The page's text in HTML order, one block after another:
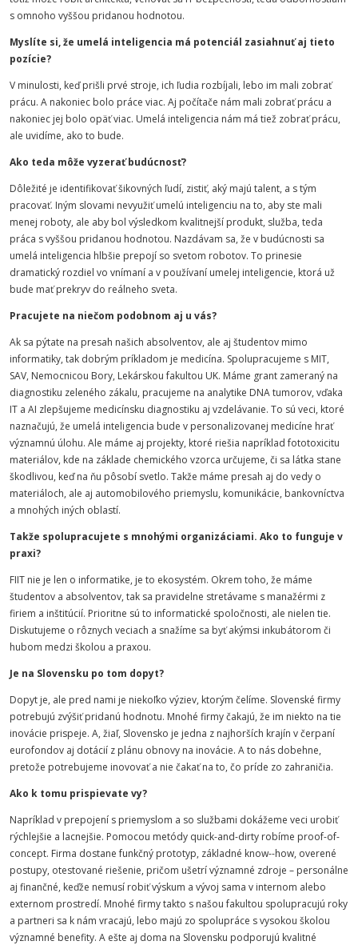
s omnoho vyššou pridanou hodnotou.
Myslíte si, že umelá inteligencia má potenciál zasiahnuť aj tieto
pozície?
V minulosti, keď prišli prvé stroje, ich ľudia rozbíjali, lebo im mali zobrať
prácu. A nakoniec bolo práce viac. Aj počítače nám mali zobrať prácu a
nakoniec jej bolo opäť viac. Umelá inteligencia nám má tiež zobrať prácu,
ale uvidíme, ako to bude.
Ako teda môže vyzerať budúcnosť?
Dôležité je identifikovať šikovných ľudí, zistiť, aký majú talent, a s tým
pracovať. Iným slovami nevyužiť umelú inteligenciu na to, aby ste mali
menej roboty, ale aby bol výsledkom kvalitnejší produkt, služba, teda
práca s vyššou pridanou hodnotou. Nazdávam sa, že v budúcnosti sa
umelá inteligencia hlbšie prepojí so svetom robotov. To prinesie
dramatický rozdiel vo vnímaní a v používaní umelej inteligencie, ktorá už
bude mať prekryv do reálneho sveta.
Pracujete na niečom podobnom aj u vás?
Ak sa pýtate na presah našich absolventov, ale aj študentov mimo
informatiky, tak dobrým príkladom je medicína. Spolupracujeme s MIT,
SAV, Nemocnicou Bory, Lekárskou fakultou UK. Máme grant zameraný na
diagnostiku zeleného zákalu, pracujeme na analytike DNA tumorov, vďaka
IT a AI zlepšujeme medicínsku diagnostiku aj vzdelávanie. To sú veci, ktoré
naznačujú, že umelá inteligencia bude v personalizovanej medicíne hrať
významnú úlohu. Ale máme aj projekty, ktoré riešia napríklad fototoxicitu
materiálov, kde na základe chemického vzorca určujeme, či sa látka stane
škodlivou, keď na ňu pôsobí svetlo. Takže máme presah aj do vedy o
materiáloch, ale aj automobilového priemyslu, komunikácie, bankovníctva
a mnohých iných oblastí.
Takže spolupracujete s mnohými organizáciami. Ako to funguje v
praxi?
FIIT nie je len o informatike, je to ekosystém. Okrem toho, že máme
študentov a absolventov, tak sa pravidelne stretávame s manažérmi z
firiem a inštitúcií. Prioritne sú to informatické spoločnosti, ale nielen tie.
Diskutujeme o rôznych veciach a snažíme sa byť akýmsi inkubátorom či
hubom medzi školou a praxou.
Je na Slovensku po tom dopyt?
Dopyt je, ale pred nami je niekoľko výziev, ktorým čelíme. Slovenské firmy
potrebujú zvýšiť pridanú hodnotu. Mnohé firmy čakajú, že im niekto na tie
inovácie prispeje. A, žiaľ, Slovensko je jedna z najhorších krajín v čerpaní
eurofondov aj dotácií z plánu obnovy na inovácie. A to nás dobehne,
pretože potrebujeme inovovať a nie čakať na to, čo príde zo zahraničia.
Ako k tomu prispievate vy?
Napríklad v prepojení s priemyslom a so službami dokážeme veci urobiť
rýchlejšie a lacnejšie. Pomocou metódy quick-and-dirty robíme proof-of-
concept. Firma dostane funkčný prototyp, základné know--how, overené
postupy, otestované riešenie, pričom ušetrí významné zdroje – personálne
aj finančné, keďže nemusí robiť výskum a vývoj sama v internom alebo
externom prostredí. Mnohé firmy takto s našou fakultou spolupracujú roky
a partneri sa k nám vracajú, lebo majú zo spolupráce s vysokou školou
významné benefity. A ešte aj doma na Slovensku podporujú kvalitné